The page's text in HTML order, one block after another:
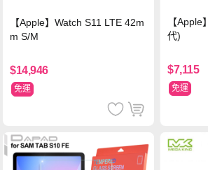
【Apple】Watch S11 LTE 42m
m S/M
$14,946
免運
【
代)
$7,115
免運